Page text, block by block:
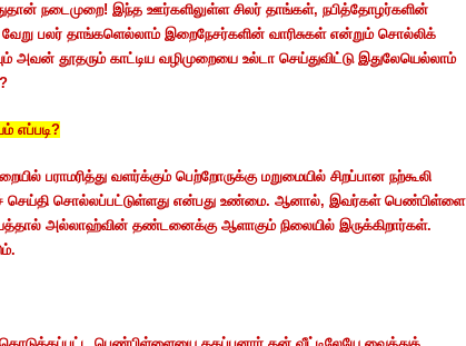
நடைமுறை! இந்த ஊர்களிலுள்ள சிலர் தாங்கள், நபித்தோழர்களின்
வேறு பலர் தாங்களெல்லாம் இறைநேசர்களின் வாரிசுகள் என்றும் சொல்லிக்
அவன் தூதரும் காட்டிய வழிமுறையை உல்டா செய்துவிட்டு இதுலேயெல்லாம்
?
எப்படி?
பராமரித்து வளர்க்கும் பெற்றோருக்கு மறுமையில் சிறப்பான நற்கூலி
செய்தி சொல்லப்பட்டுள்ளது என்பது உண்மை. ஆனால், இவர்கள் பெண்பிள்ளை
அல்லாஹ்வின் தண்டனைக்கு ஆளாகும் நிலையில் இருக்கிறார்கள்.
.